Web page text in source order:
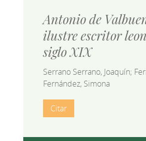
Antonio de
ilustre escritor
siglo XIX
Serrano Serrano, Joaquín;
Fernández, Simona
Citar